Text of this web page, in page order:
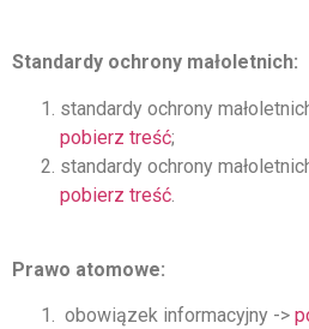
Standardy ochrony małoletnich:
standardy ochrony
pobierz treść;
standardy ochrony
pobierz treść
Prawo atomowe:
obowiązek informacyjny ->